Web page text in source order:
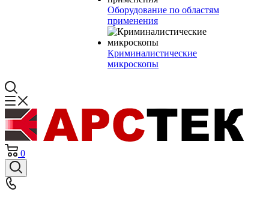
Оборудование по областям
применения
Криминалистические
микроскопы
0